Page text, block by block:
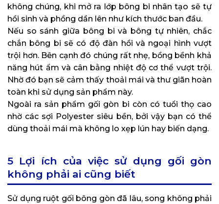
không chúng, khi mở ra lớp bông bi nhân tạo sẽ tự
hồi sinh và phồng dần lên như kích thước ban đầu.
Nếu so sánh giữa bông bi và bông tự nhiên, chắc
chắn bông bi sẽ có độ đàn hồi và ngoại hình vượt
trội hơn. Bên cạnh đó chúng rất nhẹ, bồng bềnh khả
năng hút ẩm và cân bằng nhiệt độ cơ thể vượt trội.
Nhờ đó bạn sẽ cảm thấy thoải mái và thư giãn hoàn
toàn khi sử dụng sản phẩm này.
Ngoài ra sản phẩm gối gòn bi còn có tuổi thọ cao
nhờ các sợi Polyester siêu bền, bởi vậy bạn có thể
dùng thoải mái mà không lo xẹp lún hay biến dạng.
5 Lợi ích của việc sử dụng gối gòn
không phải ai cũng biết
Sử dụng ruột gối bông gòn đã lâu, song không phải